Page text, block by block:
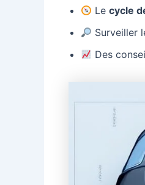
Lecycle
Surveiller
Des